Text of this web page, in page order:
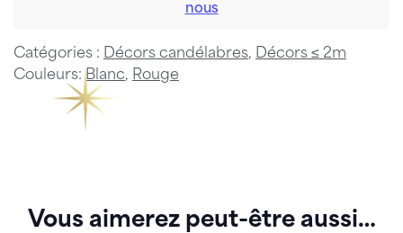
nous
Catégories : Décors candélabres, Décors ≤ 2m
Couleurs:Blanc, Rouge
Vous aimerez peut-être aussi…